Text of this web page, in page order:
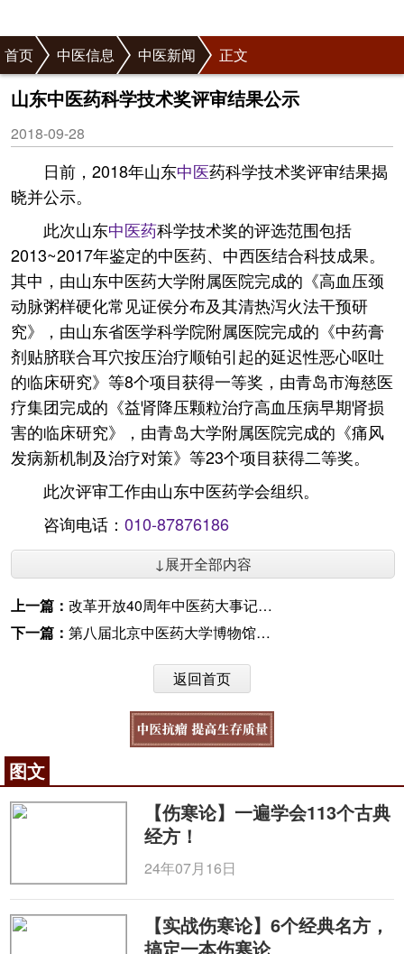
首页 中医信息 中医新闻 正文
山东中医药科学技术奖评审结果公示
2018-09-28
日前，2018年山东中医药科学技术奖评审结果揭
晓并公示。
此次山东中医药科学技术奖的评选范围包括
2013~2017年鉴定的中医药、中西医结合科技成果。
其中，由山东中医药大学附属医院完成的《高血压颈
动脉粥样硬化常见证侯分布及其清热泻火法干预研
究》，由山东省医学科学院附属医院完成的《中药膏
剂贴脐联合耳穴按压治疗顺铂引起的延迟性恶心呕吐
的临床研究》等8个项目获得一等奖，由青岛市海慈医
疗集团完成的《益肾降压颗粒治疗高血压病早期肾损
害的临床研究》，由青岛大学附属医院完成的《痛风
发病新机制及治疗对策》等23个项目获得二等奖。
此次评审工作由山东中医药学会组织。
咨询电话： 010-87876186
↓展开全部内容
上一篇： 改革开放40周年中医药大事记（1997—2004年）
下一篇： 第八届北京中医药大学博物馆文化周开幕
返回首页
图文
【伤寒论】一遍学会113个古典
经方！
24年07月16日
【实战伤寒论】6个经典名方，
搞定一本伤寒论